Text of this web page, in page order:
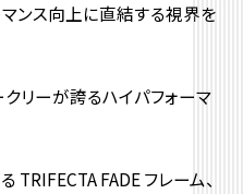
マンス向上に直結する視界を
クリーが誇るハイパフォーマ
FADE フレーム、